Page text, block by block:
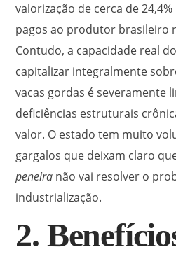
valorização de cerca de
pagos ao produtor brasileiro
Contudo, a capacidade real
capitalizar integralmente
vacas gordas é severamente
deficiências estruturais
valor. O estado tem muito
gargalos que deixam claro
peneira não vai resolver o
industrialização.
2.